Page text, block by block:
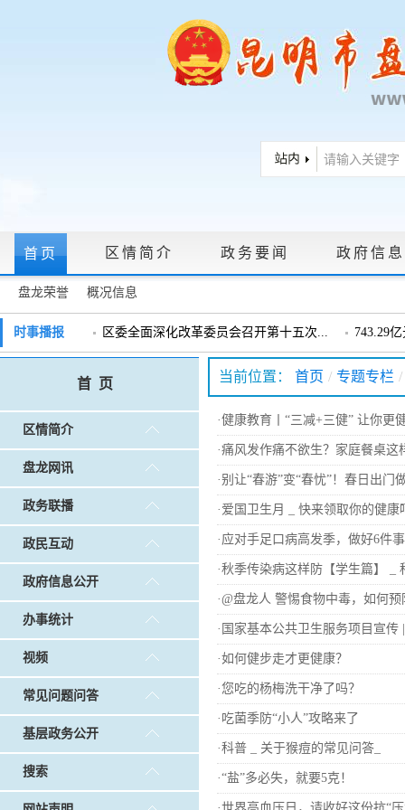
首页 区情简介 政务要闻 政府信
盘龙荣誉 概况信息
政府信息公开指南 | 政府信息公开制度 | 政策文件 法定主动公
常见问题问答
调查征集 做好“六稳”工作 落实“六保”任务 | 公共卫生知识普及
时事播报 区委全面深化改革委员会召开第十五次... 743.29
戴惠明调研辖区汽车企业 戴惠明
盘龙区委2026年度巡察工作会暨十三届...
戴惠明调研白沙河社区治理和东白沙河... 戴惠明
首 页
区情简介
盘龙网讯
政务联播
政民互动
政府信息公开
办事统计
视频
常见问题问答
基层政务公开
搜索
当前位置： 首页 / 专题专栏 /
·健康教育丨“三减+三健” 让你更
·痛风发作痛不欲生？家庭餐桌这
·别让“春游”变“春忧”！春日出门
· 爱国卫生月 _ 快来领取你的健康
· 应对手足口病高发季，做好6件
·秋季传染病这样防【学生篇】 _
·@盘龙人 警惕食物中毒，如何
· 国家基本公共卫生服务项目宣传
·如何健步走才更健康？
·您吃的杨梅洗干净了吗？
· 吃菌季防“小人”攻略来了
·科普 _ 关于猴痘的常见问答_
·“盐”多必失，就要5克！